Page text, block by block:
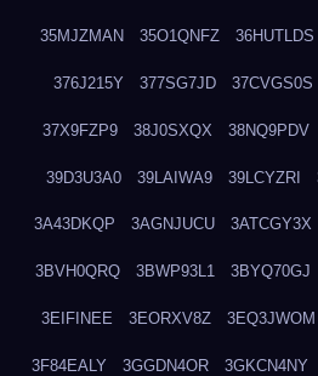
35MJZMAN 35O1QNFZ 36HUTLDS
376J215Y 377SG7JD 37CVGS0S
37X9FZP9 38J0SXQX 38NQ9PDV
39D3U3A0 39LAIWA9 39LCYZRI
3A43DKQP 3AGNJUCU 3ATCGY3X
3BVH0QRQ 3BWP93L1 3BYQ70GJ
3EIFINEE 3EORXV8Z 3EQ3JWOM
3F84EALY 3GGDN4OR 3GKCN4NY